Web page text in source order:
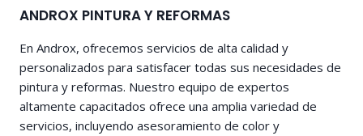
ANDROX PINTURA Y REFORMAS
En Androx, ofrecemos servicios de alta calidad y
personalizados para satisfacer todas sus necesidades de
pintura y reformas. Nuestro equipo de expertos
altamente capacitados ofrece una amplia variedad de
servicios, incluyendo asesoramiento de color y